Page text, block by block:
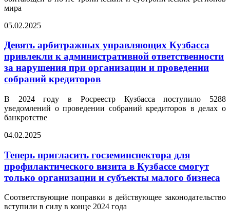
мира
05.02.2025
Девять арбитражных управляющих Кузбасса
привлекли к административной ответственности
за нарушения при организации и проведении
собраний кредиторов
В 2024 году в Росреестр Кузбасса поступило 5288
уведомлений о проведении собраний кредиторов в делах о
банкротстве
04.02.2025
Теперь пригласить госземинспектора для
профилактического визита в Кузбассе смогут
только организации и субъекты малого бизнеса
Соответствующие поправки в действующее законодательство
вступили в силу в конце 2024 года